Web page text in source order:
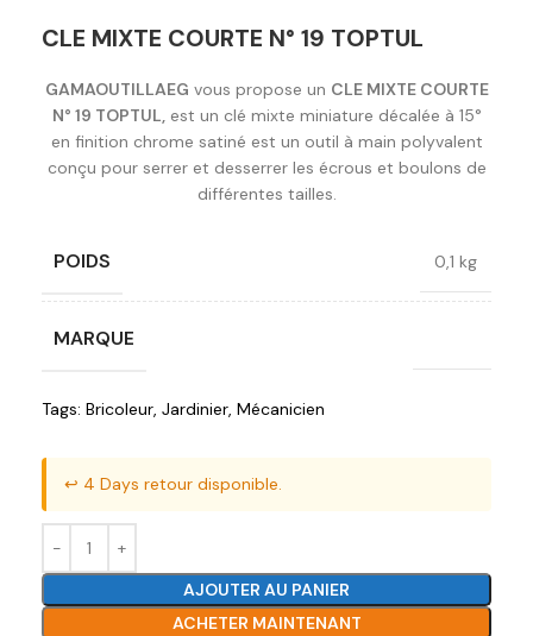
CLE MIXTE COURTE N° 19 TOPTUL
GAMAOUTILLAEG vous propose un CLE MIXTE COURTE
N° 19 TOPTUL,est un clé mixte miniature décalée à 15°
en finition chrome satiné est un outil à main polyvalent
conçu pour serrer et desserrer les écrous et boulons de
différentes tailles.
POIDS 0,1 kg
MARQUE
Tags: Bricoleur, Jardinier, Mécanicien
↩️ 4 Days retour disponible.
AJOUTER AU PANIER
ACHETER MAINTENANT